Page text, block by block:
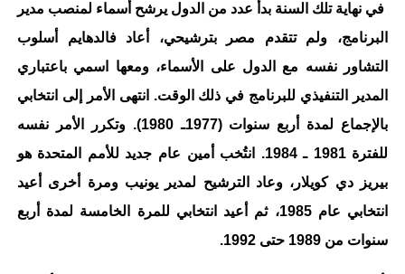
في نهاية تلك السنة بدأ عدد من الدول يرشح أسماء لمنصب مدير
البرنامج، ولم تتقدم مصر بترشيحي، أعاد فالدهايم أسلوب
التشاور نفسه مع الدول على الأسماء، ومعها اسمي باعتباري
المدير التنفيذي للبرنامج في ذلك الوقت. انتهى الأمر إلى انتخابي
بالإجماع لمدة أربع سنوات (1977ـ 1980). وتكرر الأمر نفسه
للفترة 1981 ـ 1984. انتُخب أمين عام جديد للأمم المتحدة هو
بيريز دي كويلار، وعاد الترشيح لمدير يونيب ومرة أخرى أعيد
انتخابي عام 1985، ثم أعيد انتخابي للمرة الخامسة لمدة أربع
سنوات من 1989 حتى 1992.